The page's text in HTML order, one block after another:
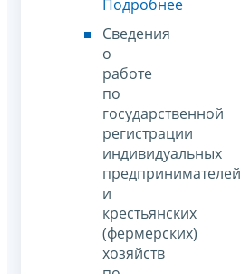
Подробнее
Сведения
о
работе
по
государственной
регистрации
индивидуальных
предпринимателей
и
крестьянских
(фермерских)
хозяйств